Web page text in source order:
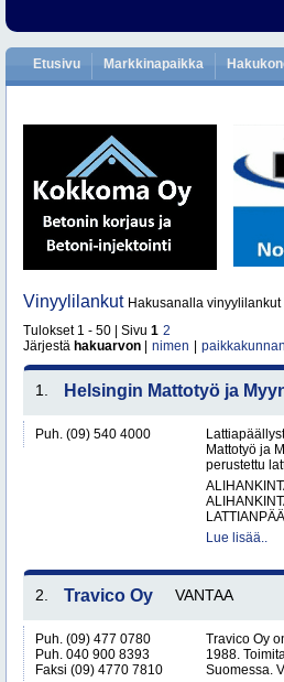
Etusivu Markkinapaikka
Vinyylilankut Hakusanalla vinyylilankut
Tulokset 1 - 50 | Sivu 1 2
Järjestä hakuarvon nimen paikkakunnan
1. Helsingin Mattotyö ja
Puh. (09) 540 4000
Mattotyö ja
perustettu
Lue lisää..
2. Travico Oy VANTAA
Puh. (09) 477 0780
Puh. 040 900 8393
Faksi (09) 4770 7810
Travico Oy
1988.
Suomessa.